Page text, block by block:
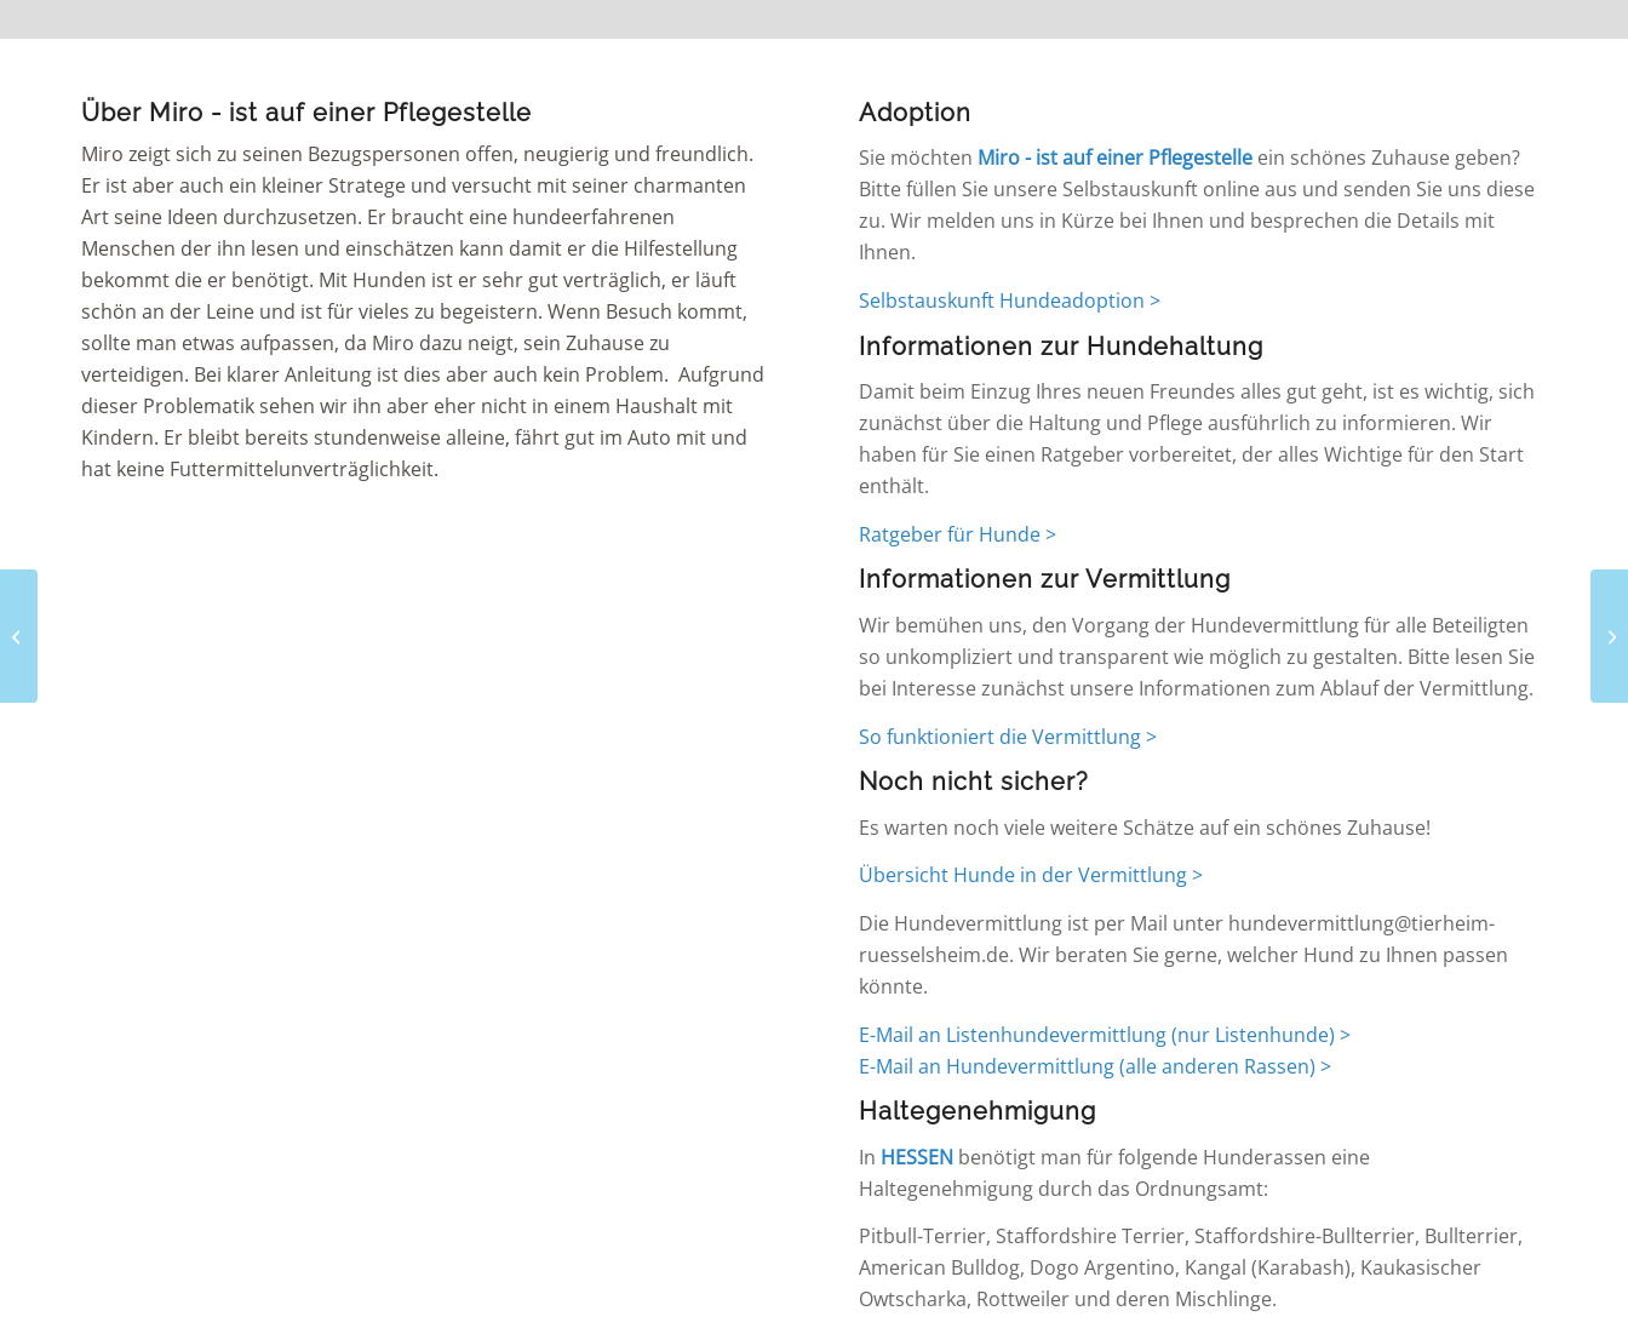
Über Miro - ist auf einer Pflegestelle
Miro zeigt sich zu seinen Bezugspersonen offen, neugierig und freundlich.
Er ist aber auch ein kleiner Stratege und versucht mit seiner charmanten
Art seine Ideen durchzusetzen. Er braucht eine hundeerfahrenen
Menschen der ihn lesen und einschätzen kann damit er die Hilfestellung
bekommt die er benötigt. Mit Hunden ist er sehr gut verträglich, er läuft
schön an der Leine und ist für vieles zu begeistern. Wenn Besuch kommt,
sollte man etwas aufpassen, da Miro dazu neigt, sein Zuhause zu
verteidigen. Bei klarer Anleitung ist dies aber auch kein Problem. Aufgrund
dieser Problematik sehen wir ihn aber eher nicht in einem Haushalt mit
Kindern. Er bleibt bereits stundenweise alleine, fährt gut im Auto mit und
hat keine Futtermittelunverträglichkeit.
Adoption
Sie möchten Miro - ist auf einer Pflegestelle ein schönes Zuhause geben?
Bitte füllen Sie unsere Selbstauskunft online aus und senden Sie uns diese
zu. Wir melden uns in Kürze bei Ihnen und besprechen die Details mit
Ihnen.
Selbstauskunft Hundeadoption >
Informationen zur Hundehaltung
Damit beim Einzug Ihres neuen Freundes alles gut geht, ist es wichtig, sich
zunächst über die Haltung und Pflege ausführlich zu informieren. Wir
haben für Sie einen Ratgeber vorbereitet, der alles Wichtige für den Start
enthält.
Ratgeber für Hunde >
Informationen zur Vermittlung
Wir bemühen uns, den Vorgang der Hundevermittlung für alle Beteiligten
so unkompliziert und transparent wie möglich zu gestalten. Bitte lesen Sie
bei Interesse zunächst unsere Informationen zum Ablauf der Vermittlung.
So funktioniert die Vermittlung >
Noch nicht sicher?
Es warten noch viele weitere Schätze auf ein schönes Zuhause!
Übersicht Hunde in der Vermittlung >
Die Hundevermittlung ist per Mail unter hundevermittlung@tierheim-
ruesselsheim.de. Wir beraten Sie gerne, welcher Hund zu Ihnen passen
könnte.
E-Mail an Listenhundevermittlung (nur Listenhunde) >
E-Mail an Hundevermittlung (alle anderen Rassen) >
Haltegenehmigung
In HESSEN benötigt man für folgende Hunderassen eine
Haltegenehmigung durch das Ordnungsamt:
Pitbull-Terrier, Staffordshire Terrier, Staffordshire-Bullterrier, Bullterrier,
American Bulldog, Dogo Argentino, Kangal (Karabash), Kaukasischer
Owtscharka, Rottweiler und deren Mischlinge.